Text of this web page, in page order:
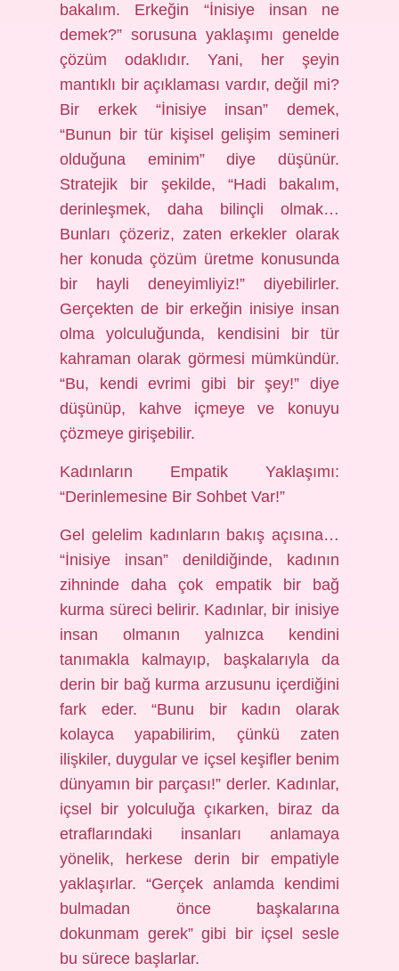
bakalım. Erkeğin “İnisiye insan ne
demek?” sorusuna yaklaşımı genelde
çözüm odaklıdır. Yani, her şeyin
mantıklı bir açıklaması vardır, değil mi?
Bir erkek “İnisiye insan” demek,
“Bunun bir tür kişisel gelişim semineri
olduğuna eminim” diye düşünür.
Stratejik bir şekilde, “Hadi bakalım,
derinleşmek, daha bilinçli olmak…
Bunları çözeriz, zaten erkekler olarak
her konuda çözüm üretme konusunda
bir hayli deneyimliyiz!” diyebilirler.
Gerçekten de bir erkeğin inisiye insan
olma yolculuğunda, kendisini bir tür
kahraman olarak görmesi mümkündür.
“Bu, kendi evrimi gibi bir şey!” diye
düşünüp, kahve içmeye ve konuyu
çözmeye girişebilir.
Kadınların Empatik Yaklaşımı:
“Derinlemesine Bir Sohbet Var!”
Gel gelelim kadınların bakış açısına…
“İnisiye insan” denildiğinde, kadının
zihninde daha çok empatik bir bağ
kurma süreci belirir. Kadınlar, bir inisiye
insan olmanın yalnızca kendini
tanımakla kalmayıp, başkalarıyla da
derin bir bağ kurma arzusunu içerdiğini
fark eder. “Bunu bir kadın olarak
kolayca yapabilirim, çünkü zaten
ilişkiler, duygular ve içsel keşifler benim
dünyamın bir parçası!” derler. Kadınlar,
içsel bir yolculuğa çıkarken, biraz da
etraflarındaki insanları anlamaya
yönelik, herkese derin bir empatiyle
yaklaşırlar. “Gerçek anlamda kendimi
bulmadan önce başkalarına
dokunmam gerek” gibi bir içsel sesle
bu sürece başlarlar.